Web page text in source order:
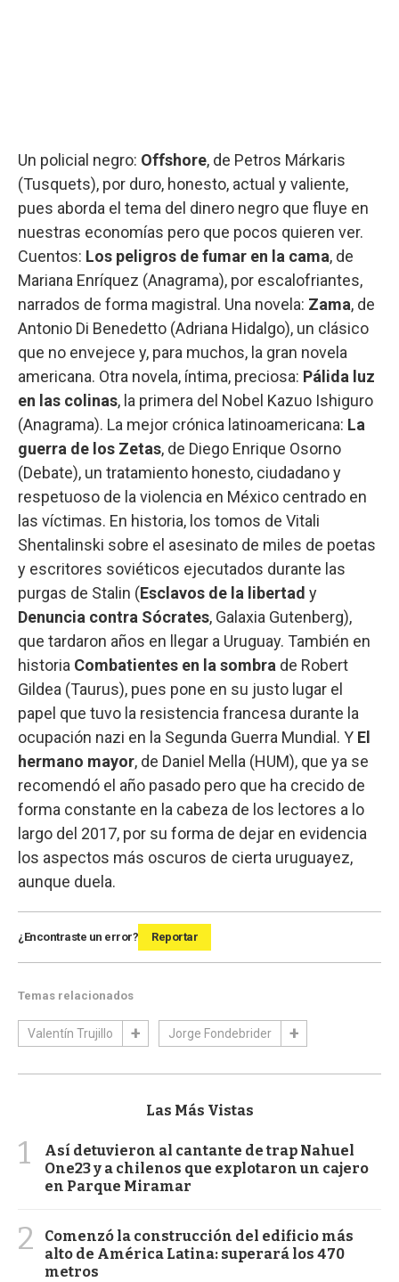
Un policial negro: Offshore, de Petros Márkaris
(Tusquets), por duro, honesto, actual y valiente,
pues aborda el tema del dinero negro que fluye en
nuestras economías pero que pocos quieren ver.
Cuentos: Los peligros de fumar en la cama, de
Mariana Enríquez (Anagrama), por escalofriantes,
narrados de forma magistral. Una novela: Zama, de
Antonio Di Benedetto (Adriana Hidalgo), un clásico
que no envejece y, para muchos, la gran novela
americana. Otra novela, íntima, preciosa: Pálida luz
en las colinas, la primera del Nobel Kazuo Ishiguro
(Anagrama). La mejor crónica latinoamericana: La
guerra de los Zetas, de Diego Enrique Osorno
(Debate), un tratamiento honesto, ciudadano y
respetuoso de la violencia en México centrado en
las víctimas. En historia, los tomos de Vitali
Shentalinski sobre el asesinato de miles de poetas
y escritores soviéticos ejecutados durante las
purgas de Stalin (Esclavos de la libertad y
Denuncia contra Sócrates, Galaxia Gutenberg),
que tardaron años en llegar a Uruguay. También en
historia Combatientes en la sombra de Robert
Gildea (Taurus), pues pone en su justo lugar el
papel que tuvo la resistencia francesa durante la
ocupación nazi en la Segunda Guerra Mundial. Y El
hermano mayor, de Daniel Mella (HUM), que ya se
recomendó el año pasado pero que ha crecido de
forma constante en la cabeza de los lectores a lo
largo del 2017, por su forma de dejar en evidencia
los aspectos más oscuros de cierta uruguayez,
aunque duela.
¿Encontraste un error? Reportar
Temas relacionados
Valentín Trujillo Jorge Fondebrider
Las Más Vistas
1
Así detuvieron al cantante de trap Nahuel
One23 y a chilenos que explotaron un cajero
en Parque Miramar
2
Comenzó la construcción del edificio más
alto de América Latina: superará los 470
metros